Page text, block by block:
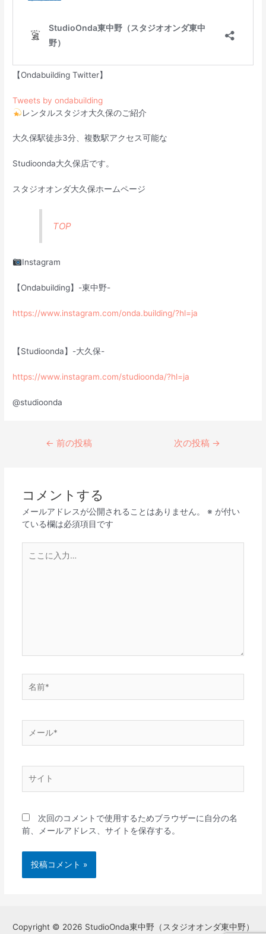
【Ondabuilding Twitter】
Tweets by ondabuilding
レンタルスタジオ大久保のご紹介
大久保駅徒歩3分、複数駅アクセス可能な
Studioonda大久保店です。
スタジオオンダ大久保ホームページ
TOP
Instagram
【Ondabuilding】-東中野-
https://www.instagram.com/onda.building/?hl=ja
【Studioonda】-大久保-
https://www.instagram.com/studioonda/?hl=ja
@studioonda
← 前の投稿 次の投稿 →
コメントする
メールアドレスが公開されることはありません。 ※ が付い
ている欄は必須項目です
前
ー
次回のコメントで使用するためブラウザーに自分の名
前、メールアドレス、サイトを保存する。
Copyright © 2026 StudioOnda東中野（スタジオオンダ東中野）